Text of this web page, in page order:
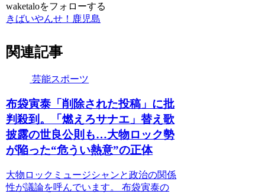
waketaloをフォローする
きばいやんせ！鹿児島
関連記事
芸能スポーツ
布袋寅泰「削除された投稿」に批
判殺到。「燃えろサナエ」替え歌
披露の世良公則も…大物ロック勢
が陥った“危うい熱意”の正体
大物ロックミュージシャンと政治の関係
性が議論を呼んでいます。 布袋寅泰の